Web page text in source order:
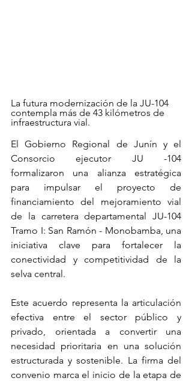
La futura modernización de la JU-104
contempla más de 43 kilómetros de
infraestructura vial.
El Gobierno Regional de Junín y el
Consorcio ejecutor JU -104
formalizaron una alianza estratégica
para impulsar el proyecto de
financiamiento del mejoramiento vial
de la carretera departamental JU-104
Tramo I: San Ramón - Monobamba, una
iniciativa clave para fortalecer la
conectividad y competitividad de la
selva central.
Este acuerdo representa la articulación
efectiva entre el sector público y
privado, orientada a convertir una
necesidad prioritaria en una solución
estructurada y sostenible. La firma del
convenio marca el inicio de la etapa de